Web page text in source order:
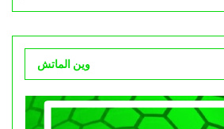
وين الماتش